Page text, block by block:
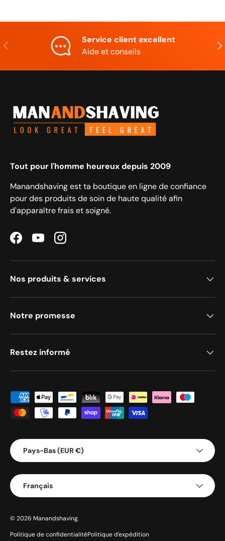
Précédent
Service client excellent
Aide et conseils
Tout pour l'homme heureux depuis 2009
Manandshaving est ta boutique en ligne de confiance
pour des produits de soin de haute qualité afin
d'apparaître frais et soigné.
FacebookYouTubeInstagram
Nos produits & services
Notre promesse
Restez informé
Méthodes de paiement acceptées
Pays/Région
Pays-Bas (EUR €)
Langue
Français
© 2026 Manandshaving.
Politique de confidentialitéPolitique d'expédition